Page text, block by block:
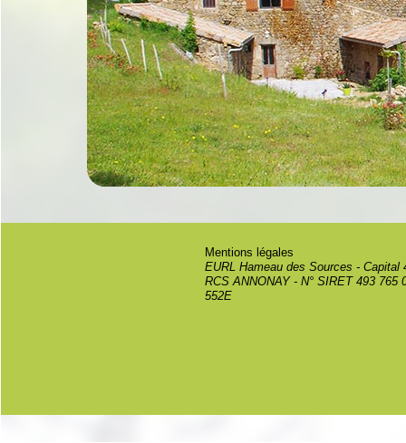
Mentions légales
EURL Hameau des Sources - Capital
RCS ANNONAY - N° SIRET 493 765
552E